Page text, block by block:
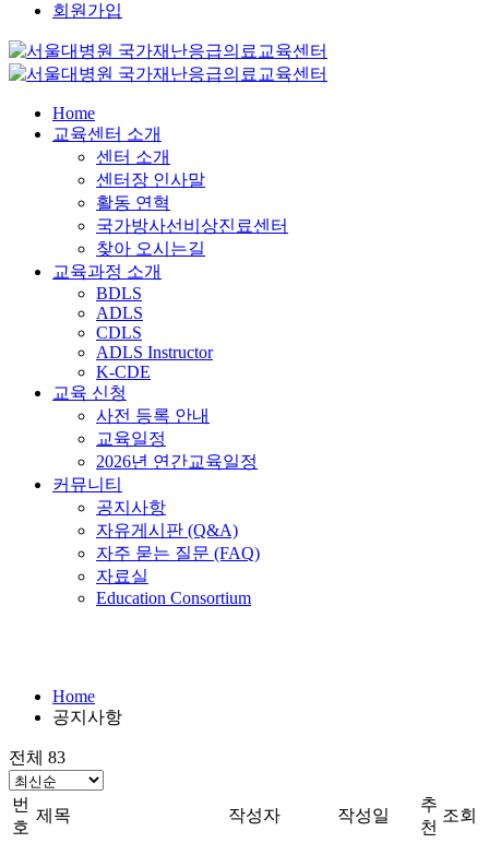
회원가입
Home
교육센터 소개
센터 소개
센터장 인사말
활동 연혁
국가방사선비상진료센터
찾아 오시는길
교육과정 소개
BDLS
ADLS
CDLS
ADLS Instructor
K-CDE
교육 신청
사전 등록 안내
교육일정
2026년 연간교육일정
커뮤니티
공지사항
자유게시판 (Q&A)
자주 묻는 질문 (FAQ)
자료실
Education Consortium
Home
공지사항
전체 83
번
호
제목 작성자 작성일
추
천
조회